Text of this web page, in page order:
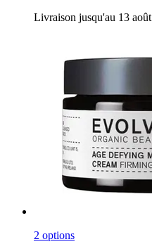
Livraison jusqu'au 13 août
2 options